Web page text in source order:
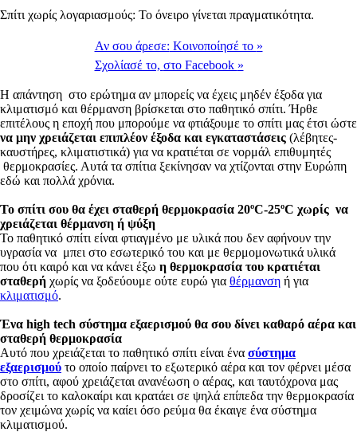
Σπίτι χωρίς λογαριασμούς: Το όνειρο γίνεται πραγματικότητα.
Αν σου άρεσε: Κοινοποίησέ το »
Σχολίασέ το, στο Facebook »
Η απάντηση στο ερώτημα αν μπορείς να έχεις μηδέν έξοδα για
κλιματισμό και θέρμανση βρίσκεται στο παθητικό σπίτι. Ήρθε
επιτέλους η εποχή που μπορούμε να φτιάξουμε το σπίτι μας έτσι ώστε
να μην χρειάζεται επιπλέον έξοδα και εγκαταστάσεις (λέβητες-
καυστήρες, κλιματιστικά) για να κρατιέται σε νορμάλ επιθυμητές
θερμοκρασίες. Αυτά τα σπίτια ξεκίνησαν να χτίζονται στην Ευρώπη
εδώ και πολλά χρόνια.
Το σπίτι σου θα έχει σταθερή θερμοκρασία 20ºC-25ºC χωρίς να
χρειάζεται θέρμανση ή ψύξη
Το παθητικό σπίτι είναι φτιαγμένο με υλικά που δεν αφήνουν την
υγρασία να μπει στο εσωτερικό του και με θερμομονωτικά υλικά
που ότι καιρό και να κάνει έξω η θερμοκρασία του κρατιέται
σταθερή χωρίς να ξοδεύουμε ούτε ευρώ για θέρμανση ή για
κλιματισμό.
Ένα high tech σύστημα εξαερισμού θα σου δίνει καθαρό αέρα και
σταθερή θερμοκρασία
Αυτό που χρειάζεται το παθητικό σπίτι είναι ένα σύστημα
εξαερισμού το οποίο παίρνει το εξωτερικό αέρα και τον φέρνει μέσα
στο σπίτι, αφού χρειάζεται ανανέωση ο αέρας, και ταυτόχρονα μας
δροσίζει το καλοκαίρι και κρατάει σε ψηλά επίπεδα την θερμοκρασία
τον χειμώνα χωρίς να καίει όσο ρεύμα θα έκαιγε ένα σύστημα
κλιματισμού.